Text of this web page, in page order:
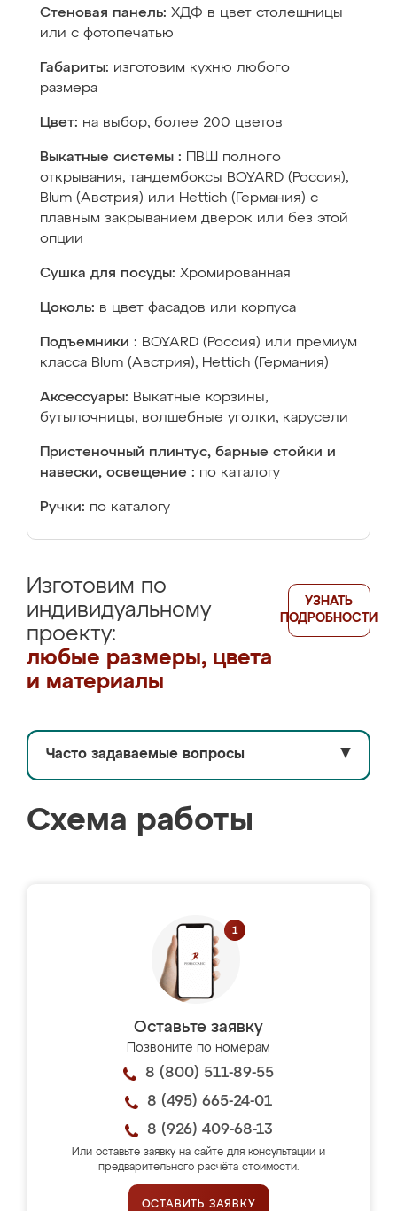
Стеновая панель: ХДФ в цвет столешницы
или с фотопечатью
Габариты: изготовим кухню любого
размера
Цвет: на выбор, более 200 цветов
Выкатные системы :
ПВШ полного
открывания, тандембоксы BOYARD (Россия),
Blum (Австрия) или Hettich (Германия) с
плавным закрыванием дверок или без этой
опции
Сушка для посуды: Хромированная
Цоколь: в цвет фасадов или корпуса
Подъемники : BOYARD (Россия) или премиум
класса Blum (Австрия), Hettich (Германия)
Аксессуары: Выкатные корзины,
бутылочницы, волшебные уголки, карусели
Пристеночный плинтус, барные стойки и
навески, освещение : по каталогу
Ручки: по каталогу
Изготовим по
индивидуальному
проекту:
любые размеры, цвета
и материалы
УЗНАТЬ
ПОДРОБНОСТИ
Часто задаваемые вопросы ▼
Схема работы
Оставьте заявку
Позвоните по номерам
8 (800) 511-89-55
8 (495) 665-24-01
8 (926) 409-68-13
Или оставьте заявку на сайте для консультации и
предварительного расчёта стоимости.
ОСТАВИТЬ ЗАЯВКУ